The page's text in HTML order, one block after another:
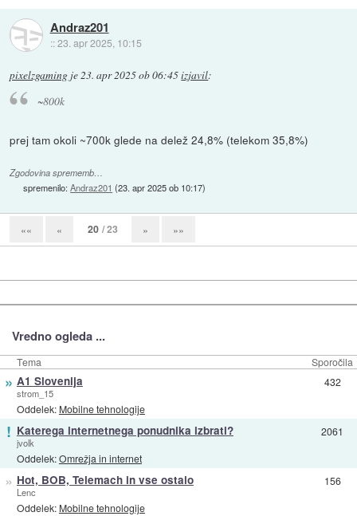
Andraz201
::23. apr 2025, 10:15
pixelzgaming je23. apr 2025 ob 06:45izjavil:
~800k
prej tam okoli ~700k glede na delež 24,8% (telekom 35,8%)
Zgodovina sprememb…
spremenilo:Andraz201 (23. apr 2025 ob 10:17)
«« « 20 / 23 » »»
Vredno ogleda ...
Tema Sporočila
» A1 Slovenija
strom_15
Oddelek: Mobilne tehnologije
432
! Katerega internetnega ponudnika izbrati?
jvolk
Oddelek:Omrežja in internet
2061
» Hot, BOB, Telemach in vse ostalo
Lenc
Oddelek: Mobilne tehnologije
156